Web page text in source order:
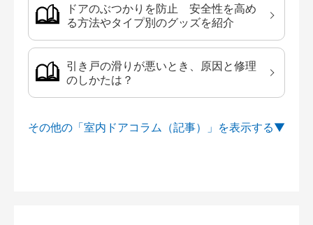
ドアのぶつかりを防止 安全性を高め
る方法やタイプ別のグッズを紹介
引き戸の滑りが悪いとき、原因と修理
のしかたは？
その他の「室内ドアコラム（記事）」を